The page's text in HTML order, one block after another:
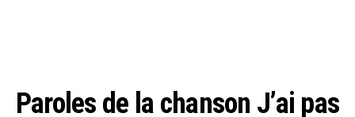
Paroles de la chanson J’ai pas